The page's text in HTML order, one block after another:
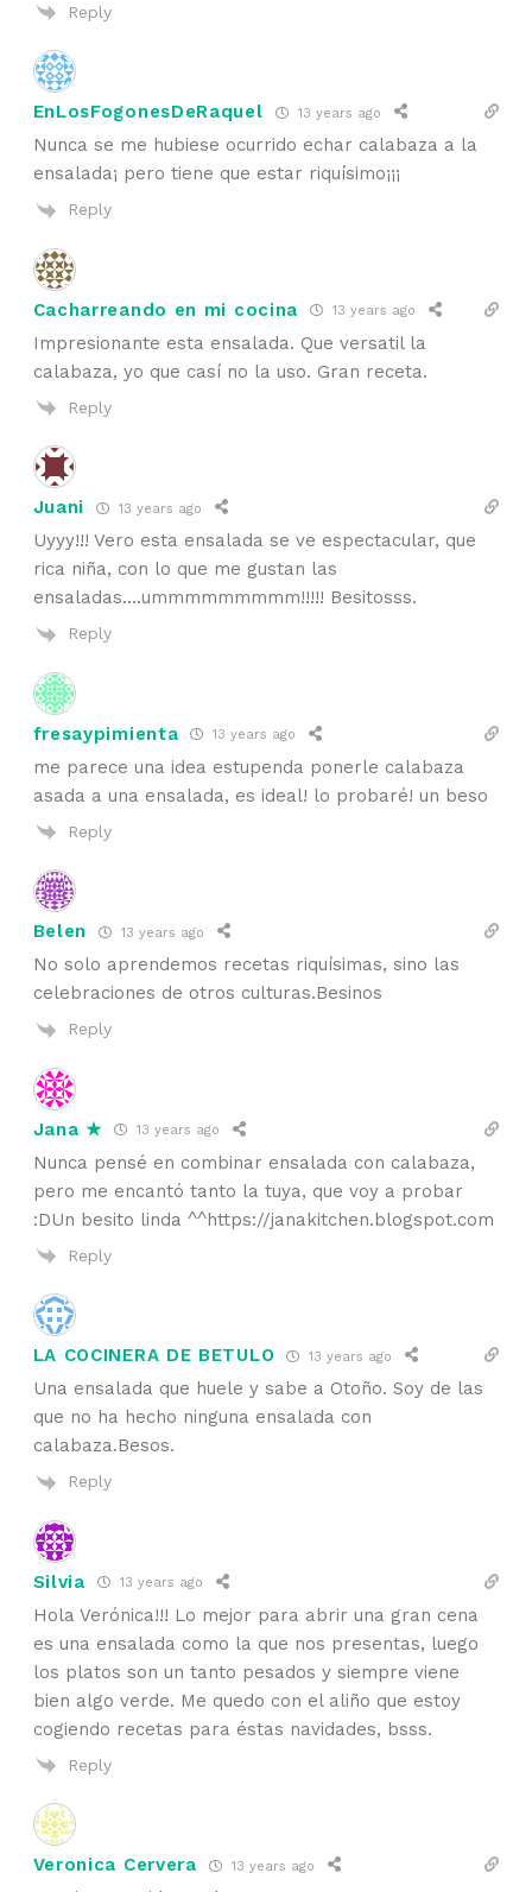
Reply
EnLosFogonesDeRaquel 13 years ago
Nunca se me hubiese ocurrido echar calabaza a la
ensalada¡ pero tiene que estar riquísimo¡¡¡
Reply
Cacharreando en mi cocina 13 years ago
Impresionante esta ensalada. Que versatil la
calabaza, yo que casí no la uso. Gran receta.
Reply
Juani 13 years ago
Uyyy!!! Vero esta ensalada se ve espectacular, que
rica niña, con lo que me gustan las
ensaladas….ummmmmmmmm!!!!! Besitosss.
Reply
fresaypimienta 13 years ago
me parece una idea estupenda ponerle calabaza
asada a una ensalada, es ideal! lo probaré! un beso
Reply
Belen 13 years ago
No solo aprendemos recetas riquísimas, sino las
celebraciones de otros culturas.Besinos
Reply
Jana ★ 13 years ago
Nunca pensé en combinar ensalada con calabaza,
pero me encantó tanto la tuya, que voy a probar
:DUn besito linda ^^https://janakitchen.blogspot.com
Reply
LA COCINERA DE BETULO 13 years ago
Una ensalada que huele y sabe a Otoño. Soy de las
que no ha hecho ninguna ensalada con
calabaza.Besos.
Reply
Silvia 13 years ago
Hola Verónica!!! Lo mejor para abrir una gran cena
es una ensalada como la que nos presentas, luego
los platos son un tanto pesados y siempre viene
bien algo verde. Me quedo con el aliño que estoy
cogiendo recetas para éstas navidades, bsss.
Reply
Veronica Cervera 13 years ago